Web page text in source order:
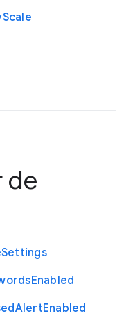
Scale
de
Settings
Enabled
AlertEnabled